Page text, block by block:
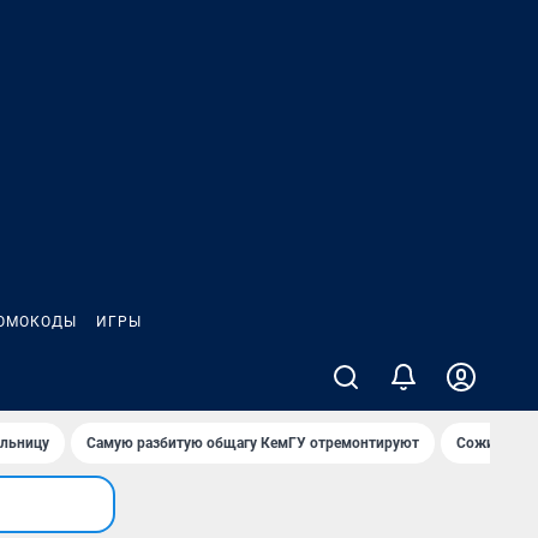
ИГРЫ
Самую разбитую общагу КемГУ отремонтируют